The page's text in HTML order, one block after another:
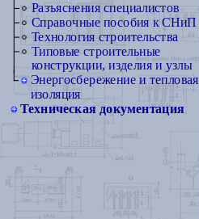
Разъяснения специалистов
Справочные пособия к СНиП
Технология строительства
Типовые строительные
конструкции, изделия и узлы
Энергосбережение и тепловая
изоляция
Техническая документация